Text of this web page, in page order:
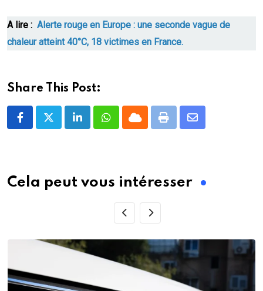
A lire : Alerte rouge en Europe : une seconde vague de
chaleur atteint 40°C, 18 victimes en France.
Share This Post:
LinkedInWhatsappCloudPrint
Share
Cela peut vous intéresser